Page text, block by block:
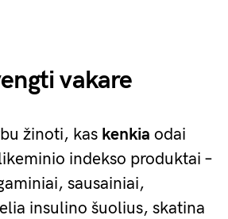
vakare
žinoti, kas kenkia odai
indekso produktai –
sausainiai,
insulino šuolius, skatina